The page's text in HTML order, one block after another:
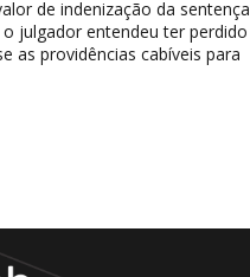
de indenização da sentença
julgador entendeu ter perdido
as providências cabíveis para